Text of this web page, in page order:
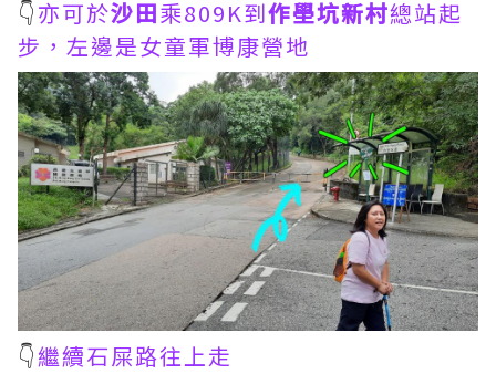
👇亦可於沙田乘809K到作壆坑新村總站起
步，左邊是女童軍博康營地
👇繼續石屎路往上走